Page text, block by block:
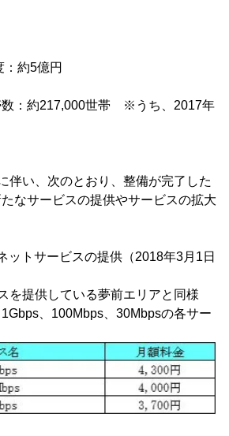
約5億円
：約217,000世帯 ※うち、2017年
い、次のとおり、整備が完了した
なサービスの提供やサービスの拡大
ットサービスの提供（2018年3月1日
を提供している夢前エリアと同様
、100Mbps、30Mbpsの各サー